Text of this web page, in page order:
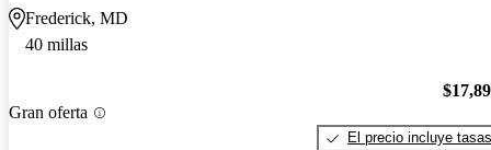
Frederick, MD
40 millas
Gran oferta
El precio incluye tasas